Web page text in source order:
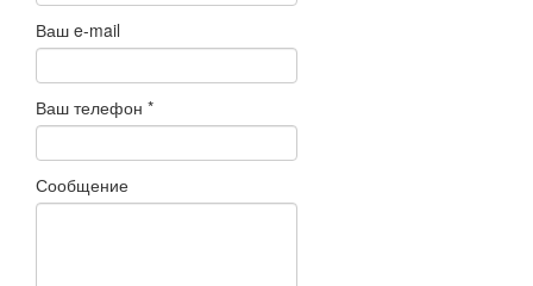
Ваш e-mail
Ваш телефон *
Сообщение